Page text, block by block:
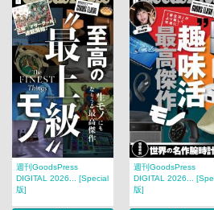
週刊GoodsPress
DIGITAL 2026... [Special
版]
週刊GoodsPress
DIGITAL 2026...
版]